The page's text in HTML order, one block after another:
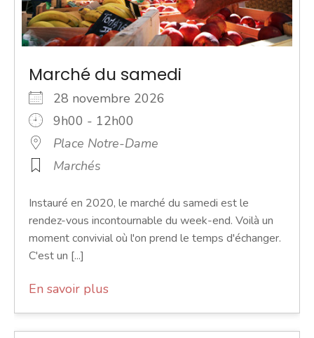
Marché du samedi
28 novembre 2026
9h00 - 12h00
Place Notre-Dame
Marchés
Instauré en 2020, le marché du samedi est le
rendez-vous incontournable du week-end. Voilà un
moment convivial où l'on prend le temps d'échanger.
C'est un [...]
En savoir plus